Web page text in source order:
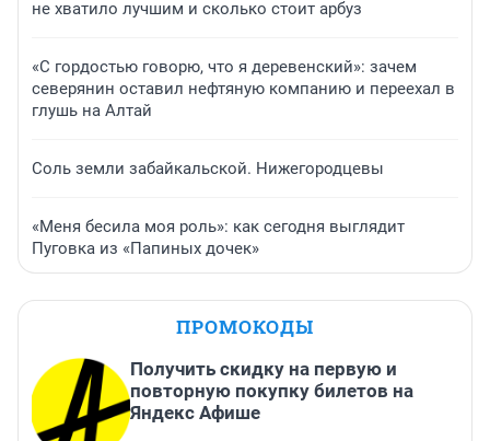
не хватило лучшим и сколько стоит арбуз
«С гордостью говорю, что я деревенский»: зачем
северянин оставил нефтяную компанию и переехал в
глушь на Алтай
Соль земли забайкальской. Нижегородцевы
«Меня бесила моя роль»: как сегодня выглядит
Пуговка из «Папиных дочек»
ПРОМОКОДЫ
Получить скидку на первую и
повторную покупку билетов на
Яндекс Афише